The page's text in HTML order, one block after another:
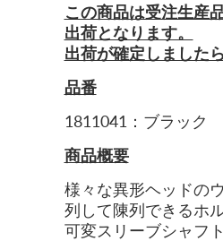
この商品は受注生産
出荷となります。
出荷が確定しました
品番
1811041：ブラック
商品概要
様々な異形ヘッドの
列して陳列できるホ
可変スリーブシャフ